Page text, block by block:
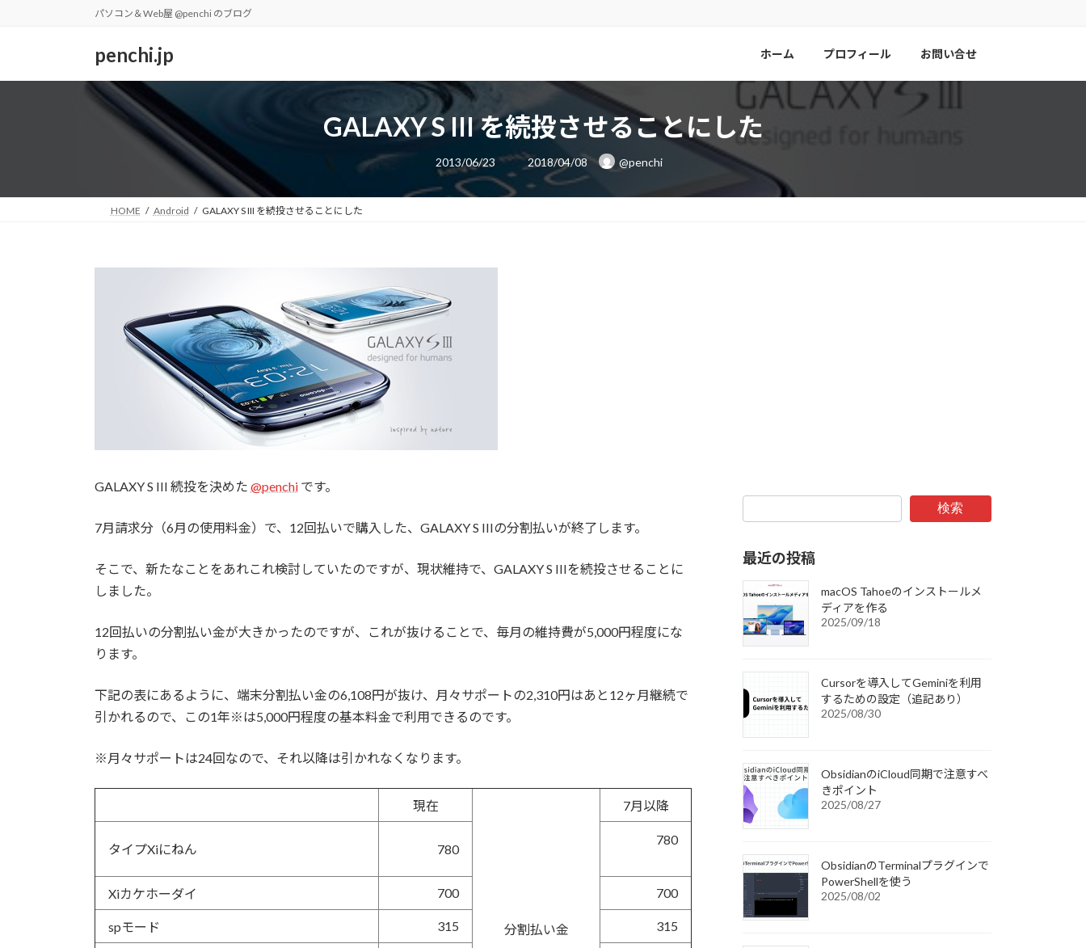
パソコン＆Web屋 @penchi のブログ
penchi.jp ホーム プロフィール お問い合せ
GALAXY S III を続投させることにした
2013/06/23
最
終
新
日
2018/04/08 @penchi
HOME Android GALAXY S III を続投させることにした
GALAXY S III 続投を決めた @penchi です。
7月請求分（6月の使用料金）で、12回払いで購入した、GALAXY S IIIの分割払いが終了します。
そこで、新たなことをあれこれ検討していたのですが、現状維持で、GALAXY S IIIを続投させることに
しました。
12回払いの分割払い金が大きかったのですが、これが抜けることで、毎月の維持費が5,000円程度にな
ります。
下記の表にあるように、端末分割払い金の6,108円が抜け、月々サポートの2,310円はあと12ヶ月継続で
引かれるので、この1年※は5,000円程度の基本料金で利用できるのです。
※月々サポートは24回なので、それ以降は引かれなくなります。
現在
分割払い金
7月以降
タイプXiにねん 780
780
Xiカケホーダイ 700 700
spモード 315 315
検索
最近の投稿
macOS Tahoeのインストールメ
ディアを作る
2025/09/18
Cursorを導入してGeminiを利用
するための設定（追記あり）
2025/08/30
ObsidianのiCloud同期で注意すべ
きポイント
2025/08/27
ObsidianのTerminalプラグインで
PowerShellを使う
2025/08/02